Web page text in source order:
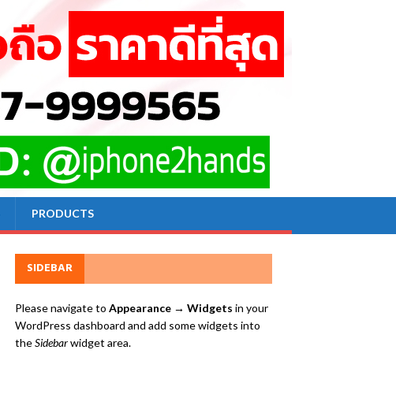
PRODUCTS
SIDEBAR
Please navigate to Appearance → Widgets in your
WordPress dashboard and add some widgets into
theSidebarwidget area.